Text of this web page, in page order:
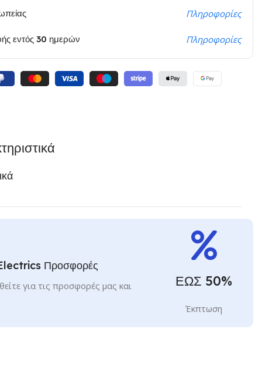
Πληροφορίες
εντός 30 ημερών Πληροφορίες
Προσφορές
για τις προσφορές μας και ΕΩΣ 50%
Έκπτωση